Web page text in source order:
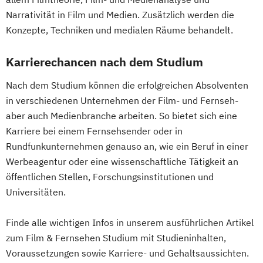
Medienproduktion
Medizinische Ernährungswissenschaft und
Mobility and Automotive Industry (EN)
Musikproduktion (DE/EN) Musiktherapie
Pflege | ausbildungsbegleitend
Photography (EN)
Physician Assistant (mit Vorausbildung)
Physiotherapie
Popularmusik (DE/EN)
Produktdesign - Automobildesign (EN/DE)
Produktdesign - Industriedesign (EN/DE)
Projektmanagement Bau
Wirtschaftspsychologie
Music and Audio Production Photography
Narrativität in Film und Medien. Zusätzlich werden die
Konzepte, Techniken und medialen Räume behandelt.
Karrierechancen nach dem Studium
Nach dem Studium können die erfolgreichen Absolventen
in verschiedenen Unternehmen der Film- und Fernseh-
aber auch Medienbranche arbeiten. So bietet sich eine
Karriere bei einem Fernsehsender oder in
Rundfunkunternehmen genauso an, wie ein Beruf in einer
Werbeagentur oder eine wissenschaftliche Tätigkeit an
öffentlichen Stellen, Forschungsinstitutionen und
Universitäten.
Finde alle wichtigen Infos in unserem ausführlichen Artikel
zum Film & Fernsehen Studium mit Studieninhalten,
Voraussetzungen sowie Karriere- und Gehaltsaussichten.